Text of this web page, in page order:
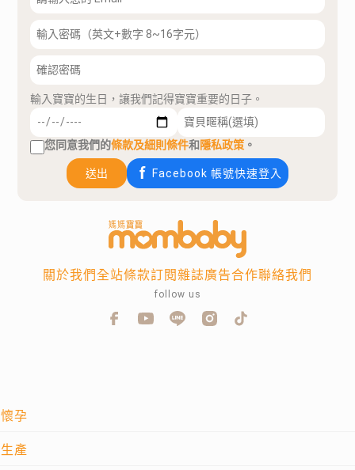
輸入寶寶的生日，讓我們記得寶寶重要的日子。
您同意我們的條款及細則條件和隱私政策 。
送出 Facebook 帳號快速登入
懷孕
生產
關於我們全站條款訂閱雜誌廣告合作聯絡我們
follow us